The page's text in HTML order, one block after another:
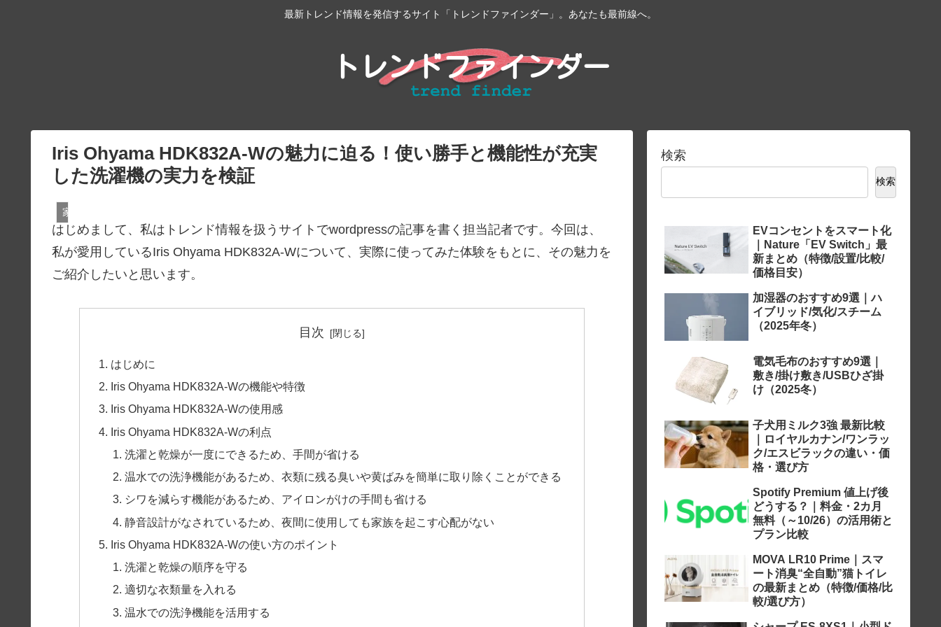
最新トレンド情報を発信するサイト「トレンドファインダー」。あなたも最前線へ。
Iris Ohyama HDK832A-Wの魅力に迫る！使い勝手と機能性が充実
した洗濯機の実力を検証
家電・ガジェット
はじめまして、私はトレンド情報を扱うサイトでwordpressの記事を書く担当記者です。今回は、
私が愛用しているIris Ohyama HDK832A-Wについて、実際に使ってみた体験をもとに、その魅力を
ご紹介したいと思います。
目次
はじめに
Iris Ohyama HDK832A-Wの機能や特徴
Iris Ohyama HDK832A-Wの使用感
Iris Ohyama HDK832A-Wの利点
洗濯と乾燥が一度にできるため、手間が省ける
温水での洗浄機能があるため、衣類に残る臭いや黄ばみを簡単に取り除くことができる
シワを減らす機能があるため、アイロンがけの手間も省ける
静音設計がなされているため、夜間に使用しても家族を起こす心配がない
Iris Ohyama HDK832A-Wの使い方のポイント
洗濯と乾燥の順序を守る
適切な衣類量を入れる
温水での洗浄機能を活用する
検索
検索
EVコンセントをスマート化
｜Nature「EV Switch」最
新まとめ（特徴/設置/比較/
価格目安）
加湿器のおすすめ9選｜ハ
イブリッド/気化/スチーム
（2025年冬）
電気毛布のおすすめ9選｜
敷き/掛け敷き/USBひざ掛
け（2025冬）
子犬用ミルク3強 最新比較
｜ロイヤルカナン/ワンラッ
ク/エスビラックの違い・価
格・選び方
Spotify Premium 値上げ後
どうする？｜料金・2カ月
無料（～10/26）の活用術と
プラン比較
MOVA LR10 Prime｜スマ
ート消臭“全自動”猫トイレ
の最新まとめ（特徴/価格/比
較/選び方）